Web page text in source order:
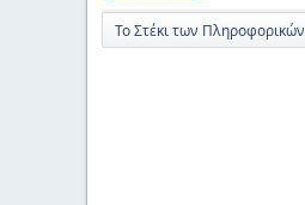
Το Στέκι των Πληροφορικών